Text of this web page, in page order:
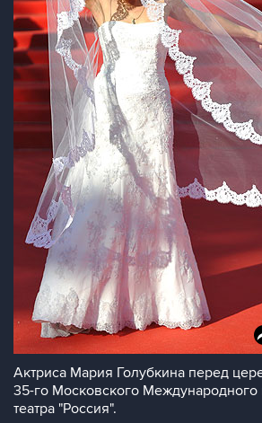
Актриса Мария Голубкина перед
35-го Московского Международного
театра "Россия".